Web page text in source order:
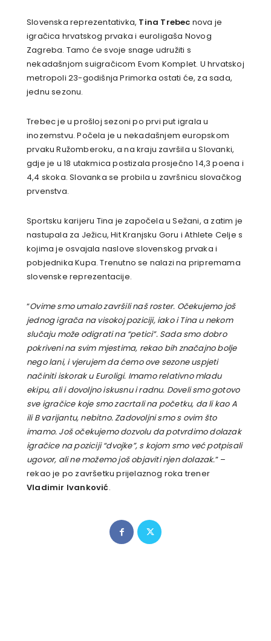
Slovenska reprezentativka, Tina Trebec nova je
igračica hrvatskog prvaka i euroligaša Novog
Zagreba. Tamo će svoje snage udružiti s
nekadašnjom suigračicom Evom Komplet. U hrvatskoj
metropoli 23-godišnja Primorka ostati će, za sada,
jednu sezonu.
Trebec je u prošloj sezoni po prvi put igrala u
inozemstvu. Počela je u nekadašnjem europskom
prvaku Ružomberoku, a na kraju završila u Slovanki,
gdje je u 18 utakmica postizala prosječno 14,3 poena i
4,4 skoka. Slovanka se probila u završnicu slovačkog
prvenstva.
Sportsku karijeru Tina je započela u Sežani, a zatim je
nastupala za Ježicu, Hit Kranjsku Goru i Athlete Celje s
kojima je osvajala naslove slovenskog prvaka i
pobjednika Kupa. Trenutno se nalazi na pripremama
slovenske reprezentacije.
“Ovime smo umalo završili naš roster. Očekujemo još
jednog igrača na visokoj poziciji, iako i Tina u nekom
slučaju može odigrati na “petici”. Sada smo dobro
pokriveni na svim mjestima, rekao bih značajno bolje
nego lani, i vjerujem da ćemo ove sezone uspjeti
načiniti iskorak u Euroligi. Imamo relativno mladu
ekipu, ali i dovoljno iskusnu i radnu. Doveli smo gotovo
sve igračice koje smo zacrtali na početku, da li kao A
ili B varijantu, nebitno. Zadovoljni smo s ovim što
imamo. Još očekujemo dozvolu da potvrdimo dolazak
igračice na poziciji “dvojke”, s kojom smo već potpisali
ugovor, ali ne možemo još objaviti njen dolazak.” –
rekao je po završetku prijelaznog roka trener
Vladimir Ivanković.